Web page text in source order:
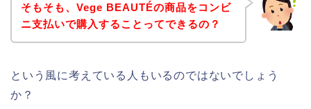
そもそも、Vege BEAUTÉの商品をコンビ
ニ支払いで購入することってできるの？
という風に考えている人もいるのではないでしょう
か？